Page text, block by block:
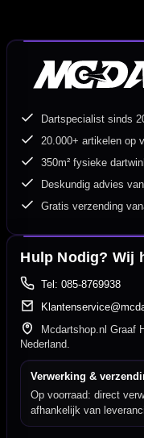
Dartspecialist sinds
20.000+ artikelen op
350m² fysieke
Deskundig advies
Gratis verzending
Hulp Nodig? Wij
Tel: 085-8769938
Mcdartshop.nl Graaf
Nederland.
Verwerking &
Op voorraad: direct
afhankelijk van